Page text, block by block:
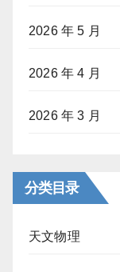
2026 年 5 月
2026 年 4 月
2026 年 3 月
分类目录
天文物理